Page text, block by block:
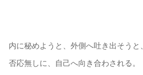
内に秘めようと、外側へ吐き出そうと、
否応無しに、自己へ向き合わされる。